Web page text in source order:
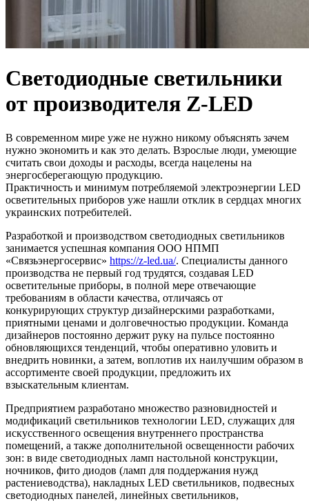
Светодиодные светильники
от производителя Z-LED
В современном мире уже не нужно никому объяснять зачем
нужно экономить и как это делать. Взрослые люди, умеющие
считать свои доходы и расходы, всегда нацелены на
энергосберегающую продукцию.
Практичность и минимум потребляемой электроэнергии LED
осветительных приборов уже нашли отклик в сердцах многих
украинских потребителей.
Разработкой и производством светодиодных светильников
занимается успешная компания ООО НПМП
«Связьэнергосервис» https://z-led.ua/. Специалисты данного
производства не первый год трудятся, создавая LED
осветительные приборы, в полной мере отвечающие
требованиям в области качества, отличаясь от
конкурирующих структур дизайнерскими разработками,
приятными ценами и долговечностью продукции. Команда
дизайнеров постоянно держит руку на пульсе постоянно
обновляющихся тенденций, чтобы оперативно уловить и
внедрить новинки, а затем, воплотив их наилучшим образом в
ассортименте своей продукции, предложить их
взыскательным клиентам.
Предприятием разработано множество разновидностей и
модификаций светильников технологии LED, служащих для
искусственного освещения внутреннего пространства
помещений, а также дополнительной освещенности рабочих
зон: в виде светодиодных ламп настольной конструкции,
ночников, фито диодов (ламп для поддержания нужд
растениеводства), накладных LED светильников, подвесных
светодиодных панелей, линейных светильников,